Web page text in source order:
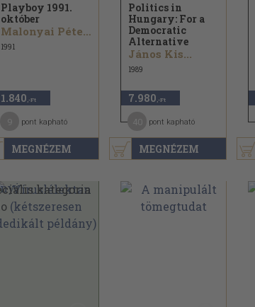
MEGNÉZEM
Playboy 1991.
október
Malonyai Péter...
1991
1.840 ,-Ft
pont kapható
MEGNÉZEM
Politics in
Hungary: For a
Democratic
Alternative
János Kis...
1989
7.980 ,-Ft
pont kapható